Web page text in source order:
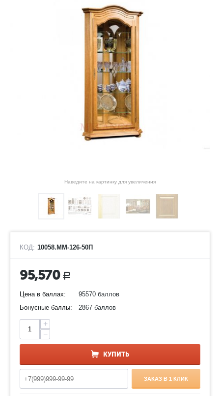
Наведите на картинку для увеличения
КОД: 10058.ММ-126-50П
95,570 Р
Цена в баллах:
95570 баллов
Бонусные баллы:
2867 баллов
+
−
КУПИТЬ
ЗАКАЗ В 1 КЛИК